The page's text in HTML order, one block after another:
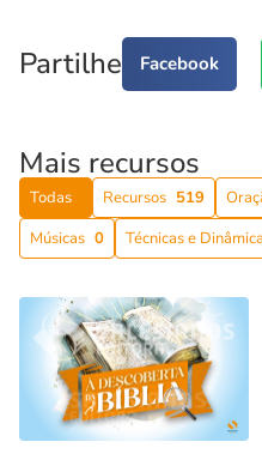
Partilhe Facebook
Mais recursos
Todas Recursos 519
Músicas 0 Técnicas e